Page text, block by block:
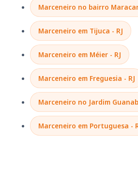
Marceneiro no bairro
Marceneiro em Tijuca - RJ
Marceneiro em Méier - RJ
Marceneiro em Freguesia - RJ
Marceneiro no Jardim
Marceneiro em Portuguesa -